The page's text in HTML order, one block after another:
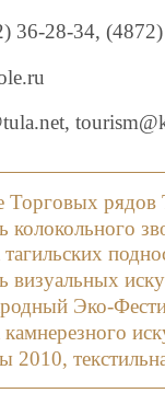
36-28-34, (4872)
Торговых рядов
колокольного
визуальных
Эко-
камнерезного
2010,